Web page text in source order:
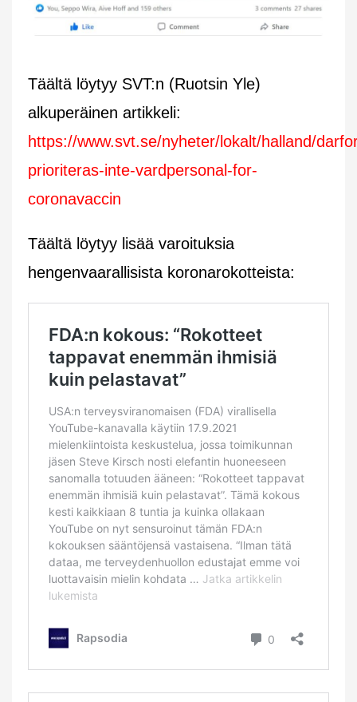
Täältä löytyy SVT:n (Ruotsin Yle)
alkuperäinen artikkeli:
https://www.svt.se/nyheter/lokalt/halland/
prioriteras-inte-vardpersonal-for-
coronavaccin
Täältä löytyy lisää varoituksia
hengenvaarallisista koronarokotteista: